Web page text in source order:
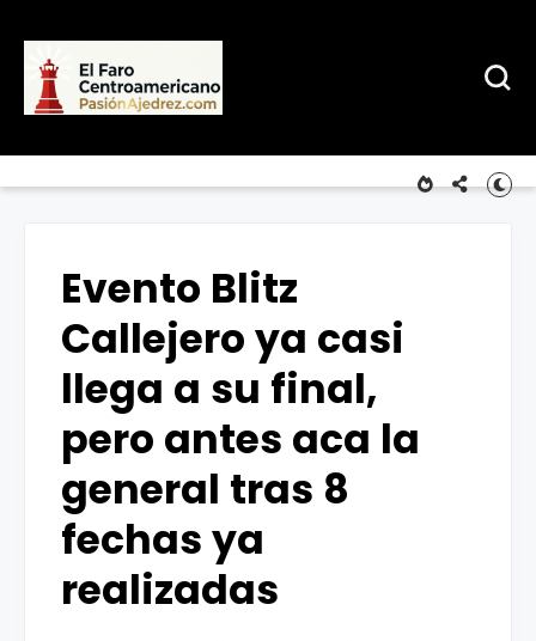
Evento Blitz
Callejero ya casi
llega a su final,
pero antes aca la
general tras 8
fechas ya
realizadas